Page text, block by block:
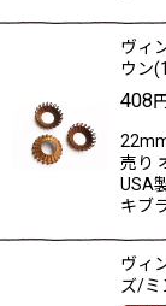
ヴィ
ウン
408円
売り
USA
キブ
ヴィ
ズ/ミ